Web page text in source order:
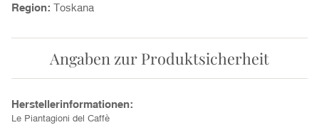
Region: Toskana
Angaben zur Produktsicherheit
Herstellerinformationen:
Le Piantagioni del Caffè